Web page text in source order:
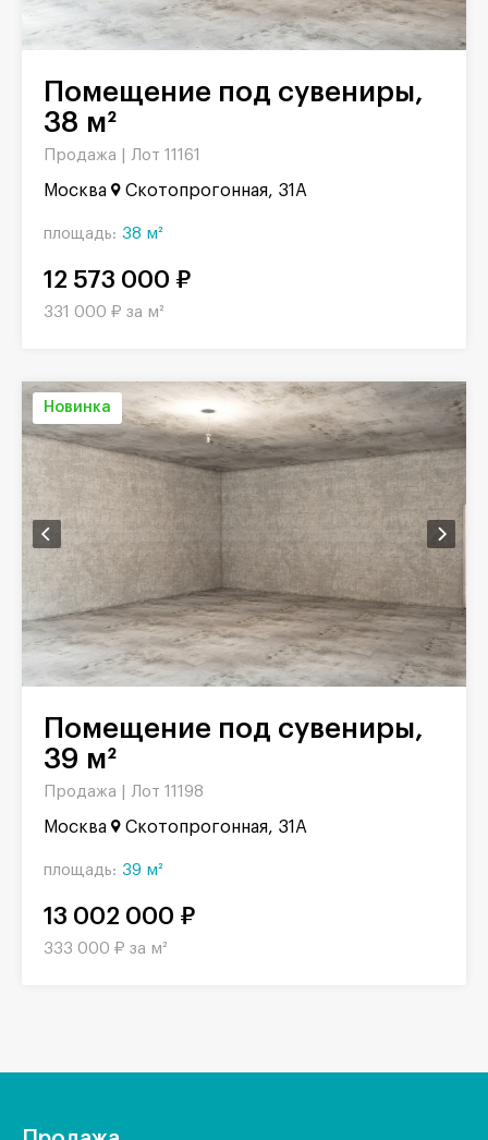
Помещение под сувениры,
38 м²
Продажа | Лот 11161
Москва Скотопрогонная, 31А
площадь: 38 м²
12 573 000 ₽
331 000 ₽ за м²
Новинка
Помещение под сувениры,
39 м²
Продажа | Лот 11198
Москва Скотопрогонная, 31А
площадь: 39 м²
13 002 000 ₽
333 000 ₽ за м²